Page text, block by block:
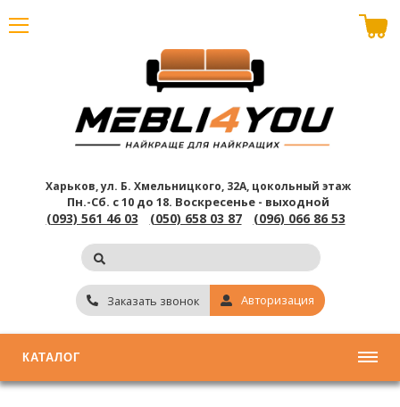
Харьков, ул. Б. Хмельницкого, 32А, цокольный этаж
Пн.-Сб. с 10 до 18. Воскресенье - выходной
(093) 561 46 03 (050) 658 03 87 (096) 066 86 53
Заказать звонок Авторизация
КАТАЛОГ
В корзине пусто